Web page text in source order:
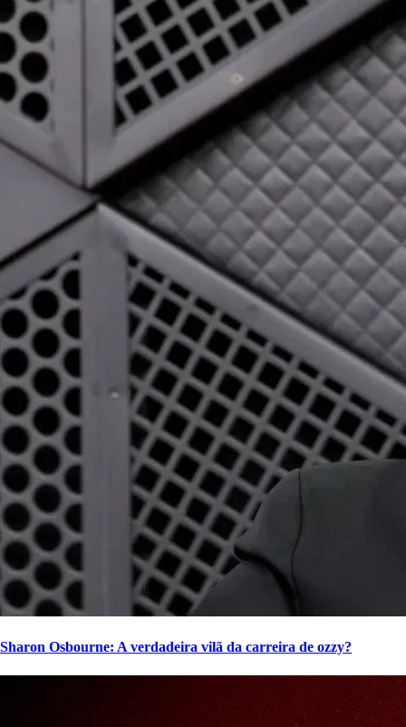
Sharon Osbourne: A verdadeira vilã da carreira de ozzy?